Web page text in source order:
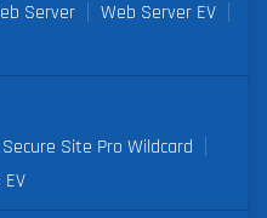
Server
Web Server EV
Secure Site Pro Wildcard
EV